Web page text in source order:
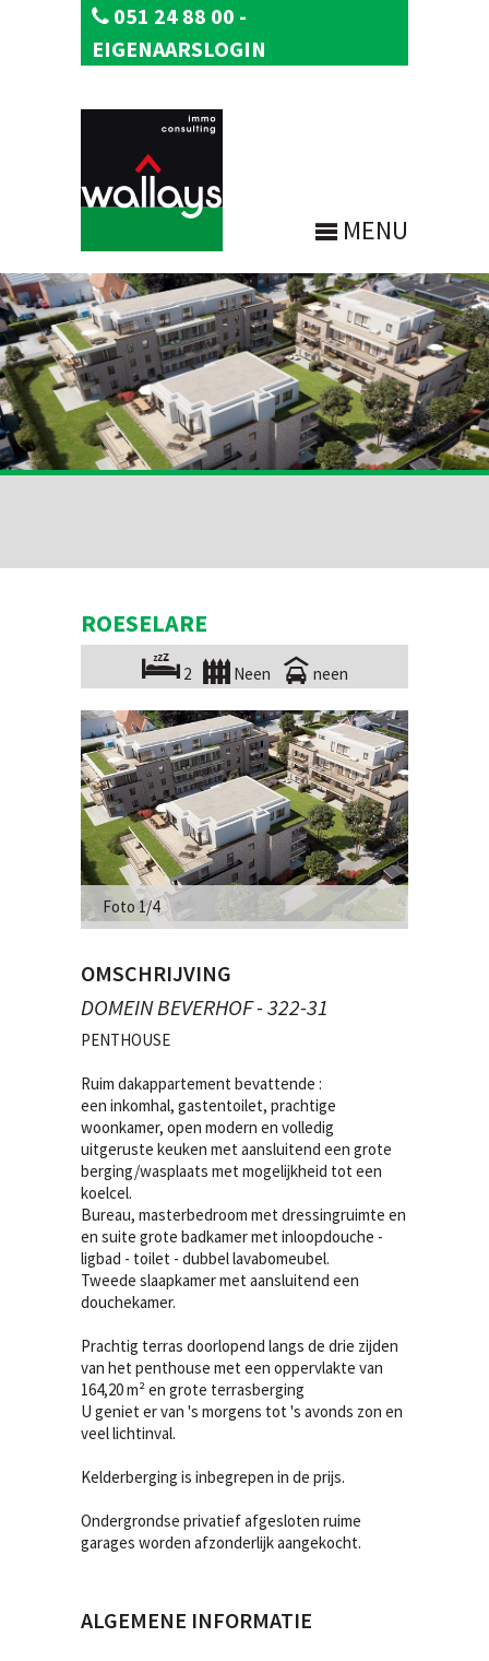
051 24 88 00 -
EIGENAARSLOGIN
MENU
ROESELARE
2 Neen neen
Foto 1/4
OMSCHRIJVING
DOMEIN BEVERHOF - 322-31
PENTHOUSE
Ruim dakappartement bevattende :
een inkomhal, gastentoilet, prachtige
woonkamer, open modern en volledig
uitgeruste keuken met aansluitend een grote
berging/wasplaats met mogelijkheid tot een
koelcel.
Bureau, masterbedroom met dressingruimte en
en suite grote badkamer met inloopdouche -
ligbad - toilet - dubbel lavabomeubel.
Tweede slaapkamer met aansluitend een
douchekamer.
Prachtig terras doorlopend langs de drie zijden
van het penthouse met een oppervlakte van
164,20 m² en grote terrasberging
U geniet er van 's morgens tot 's avonds zon en
veel lichtinval.
Kelderberging is inbegrepen in de prijs.
Ondergrondse privatief afgesloten ruime
garages worden afzonderlijk aangekocht.
ALGEMENE INFORMATIE